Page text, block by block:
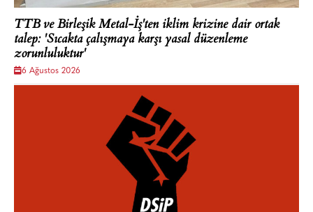
TTB ve Birleşik Metal-İş'ten iklim krizine dair ortak
talep: 'Sıcakta çalışmaya karşı yasal düzenleme
zorunluluktur'
6 Ağustos 2026